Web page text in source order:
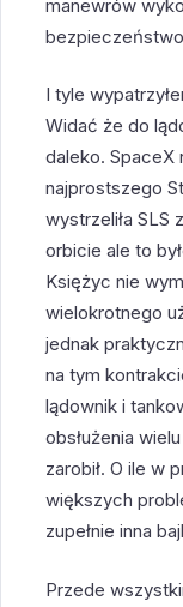
manewrów
I tyle
Widać że do
daleko. SpaceX
najprostszego
wystrzeliła SLS
orbicie ale to
Księżyc nie
wielokrotnego
jednak
na tym
lądownik i
obsłużenia
zarobił. O ile w
większych
zupełnie inna
Przede